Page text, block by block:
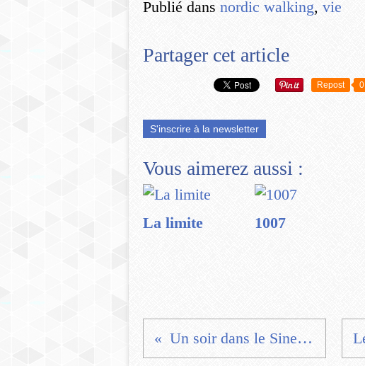
Publié dans nordic walking, vie
Partager cet article
Repost 0
S'inscrire à la newsletter
Vous aimerez aussi :
La limite
1007
Un soir dans le Sine-Saloum